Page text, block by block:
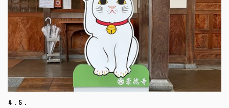
4. 5.